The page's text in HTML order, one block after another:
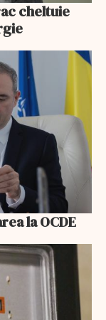
cheltuie
la OCDE